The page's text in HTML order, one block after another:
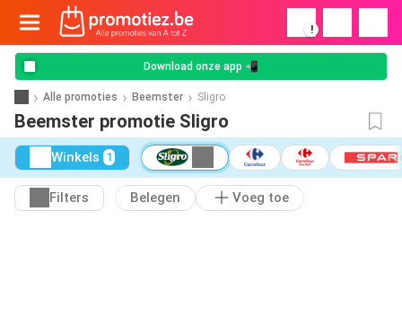
!
Download onze app 📲
Alle promoties Beemster Sligro
Beemster promotie Sligro
Winkels 1
Filters Belegen Voeg toe